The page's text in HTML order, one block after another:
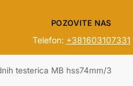
POZOVITE NAS
Telefon: +381603107331
testerica MB hss74mm/3